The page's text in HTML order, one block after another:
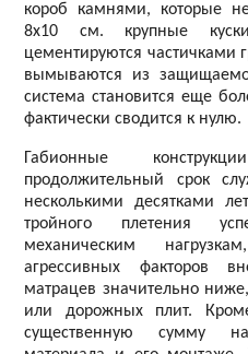
короб камнями, которые
8х10 см. крупные
цементируются частичками
вымываются из
система становится еще
фактически сводится к нулю.
Габионные
продолжительный срок
несколькими десятками
тройного плетения
механическим
агрессивных факторов
матрацев значительно
или дорожных плит.
существенную сумму на